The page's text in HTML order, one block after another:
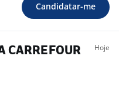
Candidatar-me
CARREFOUR
Hoje